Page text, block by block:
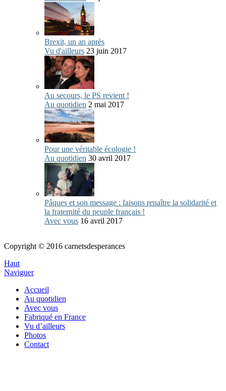
Brexit, un an après
Vu d'ailleurs 23 juin 2017
Au secours, le PS revient !
Au quotidien 2 mai 2017
Pour une véritable écologie !
Au quotidien 30 avril 2017
Pâques et son message : faisons renaître la solidarité et
la fraternité du peuple français !
Avec vous 16 avril 2017
Copyright © 2016 carnetsdesperances
Haut
Naviguer
Accueil
Au quotidien
Avec vous
Fabriqué en France
Vu d’ailleurs
Photos
Contact